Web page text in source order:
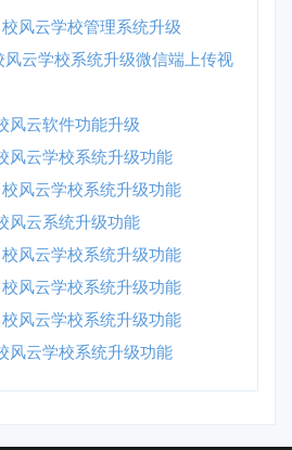
风云学校管理系统升级
风云学校系统升级微信端上传视
风云软件功能升级
风云学校系统升级功能
风云学校系统升级功能
风云系统升级功能
风云学校系统升级功能
风云学校系统升级功能
风云学校系统升级功能
风云学校系统升级功能